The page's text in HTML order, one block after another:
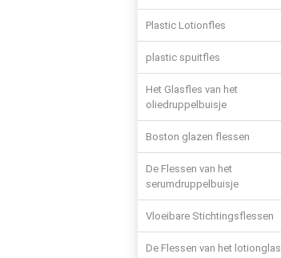
Plastic Lotionfles
plastic spuitfles
Het Glasfles van het
oliedruppelbuisje
Boston glazen flessen
De Flessen van het
serumdruppelbuisje
Vloeibare Stichtingsflessen
De Flessen van het lotionglas